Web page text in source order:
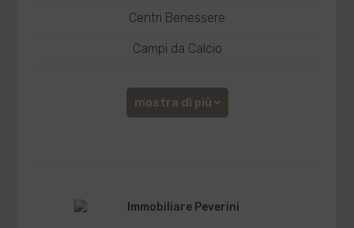
Centri Benessere
Campi da Calcio
mostra di più